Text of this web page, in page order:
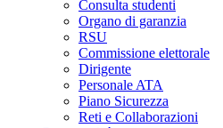
Consulta studenti
Organo di garanzia
RSU
Commissione elettorale
Dirigente
Personale ATA
Piano Sicurezza
Reti e Collaborazioni